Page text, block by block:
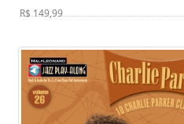
R$ 149,99